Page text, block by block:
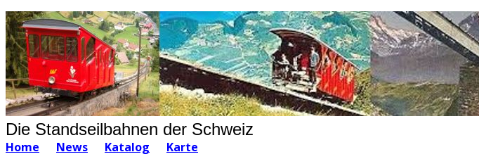
Die Standseilbahnen der Schweiz
Home News Katalog
Karte